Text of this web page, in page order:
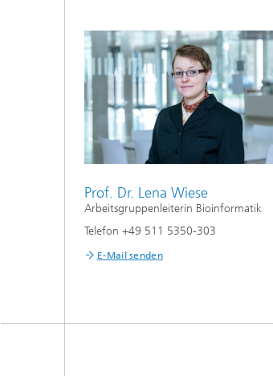
Prof. Dr. Lena Wiese
Arbeitsgruppenleiterin Bioinformatik
Telefon +49 511 5350-303
E-Mail senden